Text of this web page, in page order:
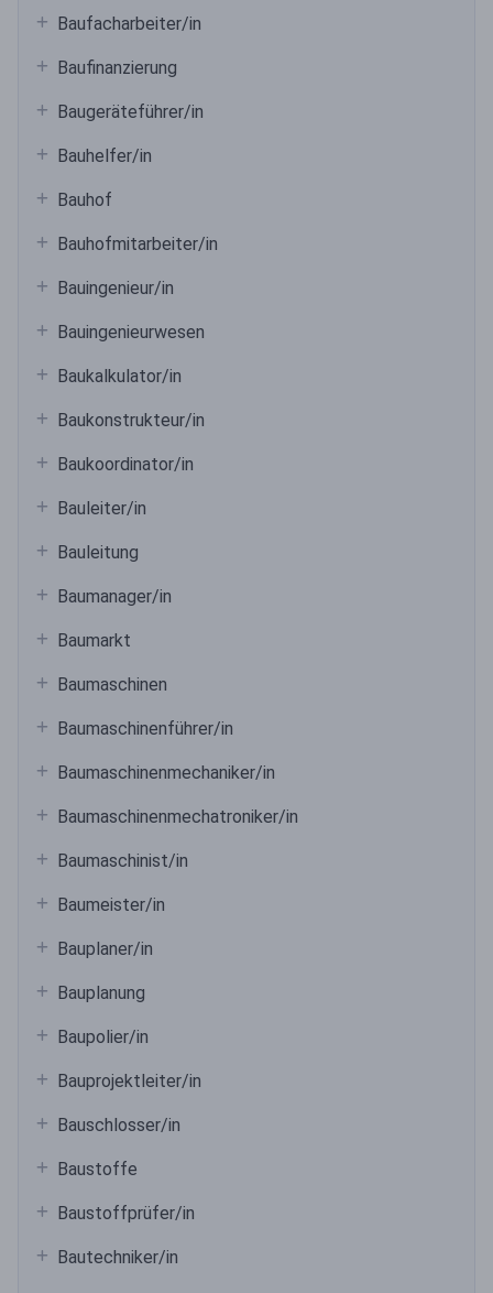
Baufacharbeiter/in
Baufinanzierung
Baugeräteführer/in
Bauhelfer/in
Bauhof
Bauhofmitarbeiter/in
Bauingenieur/in
Bauingenieurwesen
Baukalkulator/in
Baukonstrukteur/in
Baukoordinator/in
Bauleiter/in
Bauleitung
Baumanager/in
Baumarkt
Baumaschinen
Baumaschinenführer/in
Baumaschinenmechaniker/in
Baumaschinenmechatroniker/in
Baumaschinist/in
Baumeister/in
Bauplaner/in
Bauplanung
Baupolier/in
Bauprojektleiter/in
Bauschlosser/in
Baustoffe
Baustoffprüfer/in
Bautechniker/in